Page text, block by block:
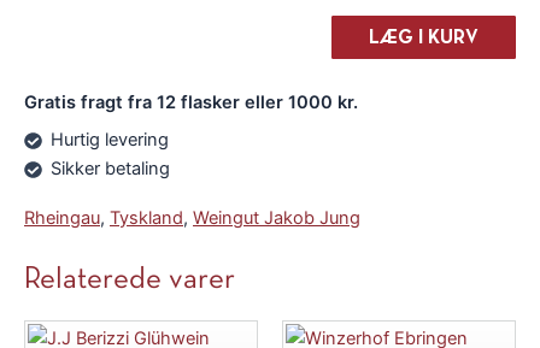
antal
LÆG I KURV
Gratis fragt fra 12 flasker eller 1000 kr.
Hurtig levering
Sikker betaling
Rheingau, Tyskland, Weingut Jakob Jung
Relaterede varer